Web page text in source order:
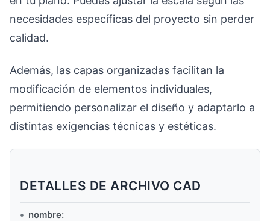
necesidades específicas del proyecto sin perder
calidad.
Además, las capas organizadas facilitan la
modificación de elementos individuales,
permitiendo personalizar el diseño y adaptarlo a
distintas exigencias técnicas y estéticas.
DETALLES DE ARCHIVO CAD
nombre: